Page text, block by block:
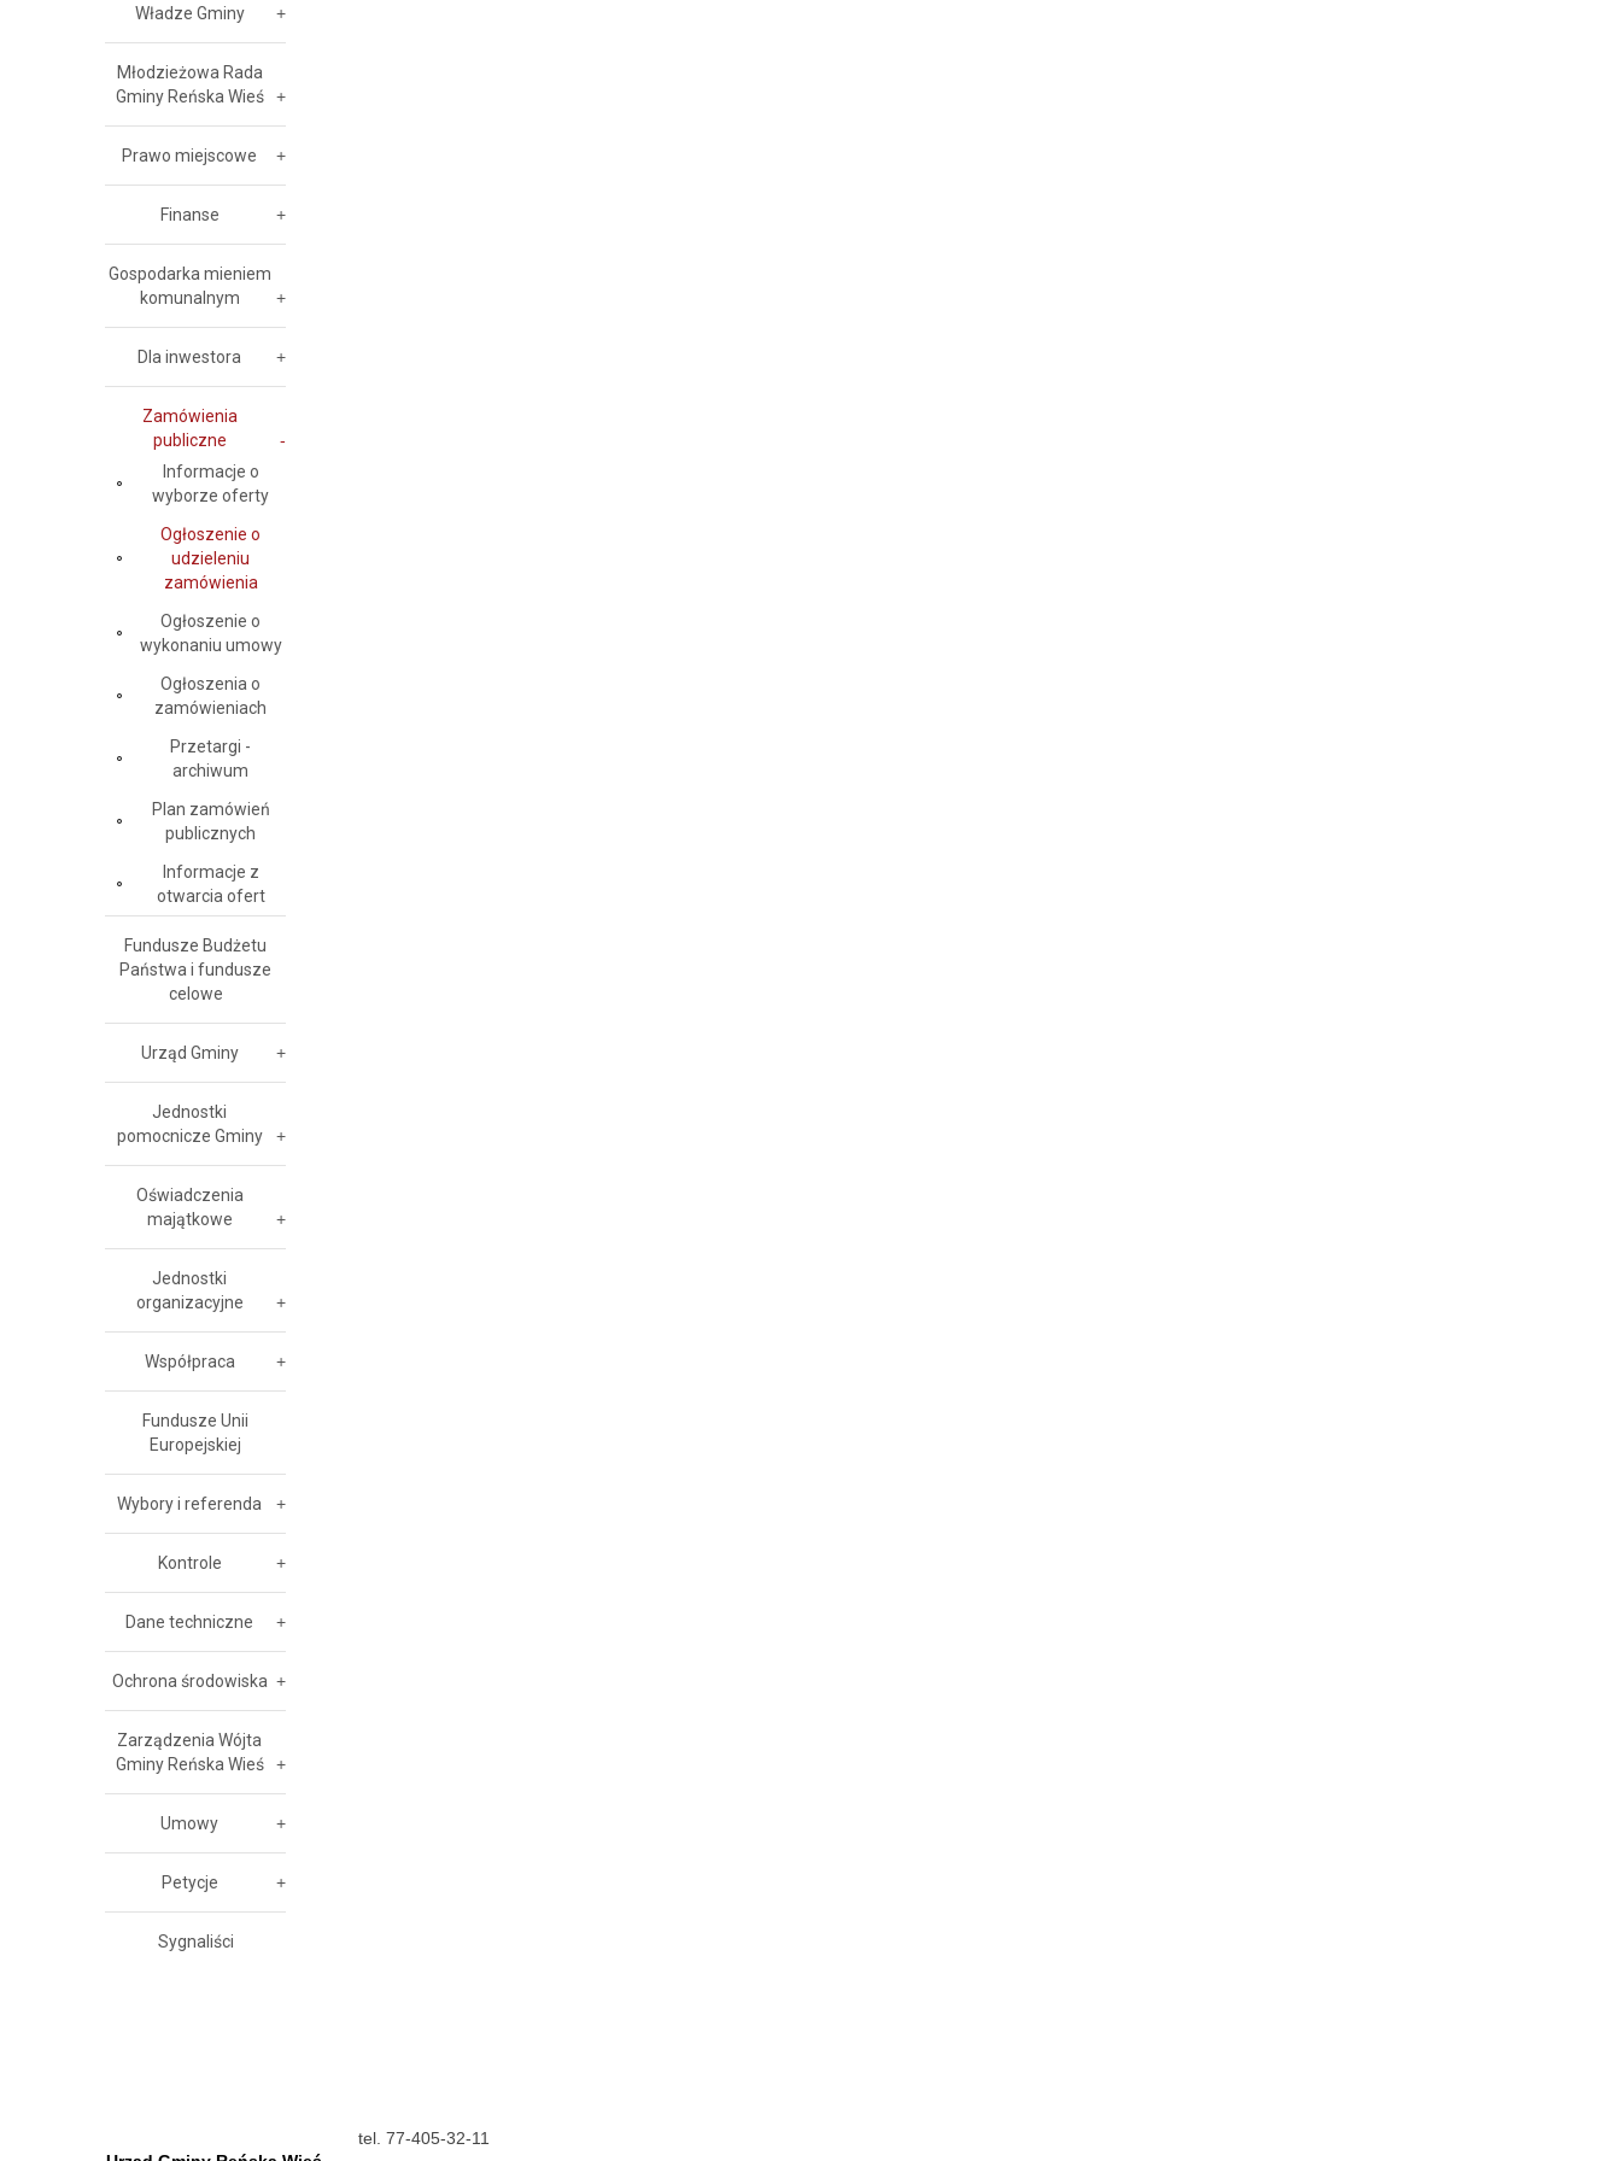
Władze Gminy
Młodzieżowa Rada
Gminy Reńska Wieś
Prawo miejscowe
Finanse
Gospodarka mieniem
komunalnym
Dla inwestora
Zamówienia
publiczne
Informacje o
wyborze oferty
Ogłoszenie o
udzieleniu
zamówienia
Ogłoszenie o
wykonaniu umowy
Ogłoszenia o
zamówieniach
Przetargi -
archiwum
Plan zamówień
publicznych
Informacje z
otwarcia ofert
Fundusze Budżetu
Państwa i fundusze
celowe
Urząd Gminy
Jednostki
pomocnicze Gminy
Oświadczenia
majątkowe
Jednostki
organizacyjne
Współpraca
Fundusze Unii
Europejskiej
Wybory i referenda
Kontrole
Dane techniczne
Ochrona środowiska
Zarządzenia Wójta
Gminy Reńska Wieś
Umowy
Petycje
Sygnaliści
tel. 77-405-32-11